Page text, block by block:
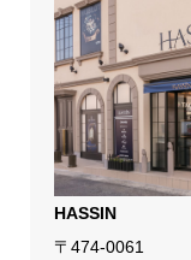
HASSIN
〒474-0061